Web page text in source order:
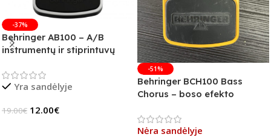
-37%
Behringer AB100 – A/B
instrumentų ir stiprintuvų
Yra sandėlyje
19.00€ 12.00€
-51%
Behringer BCH100 Bass
Chorus – boso efekto
Nėra sandėlyje